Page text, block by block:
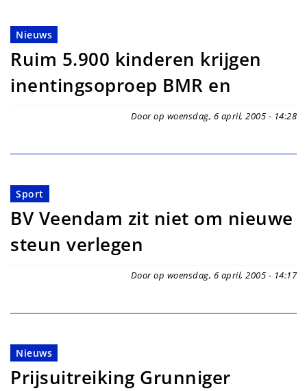
Nieuws
Ruim 5.900 kinderen krijgen
inentingsoproep BMR en
Door op woensdag, 6 april, 2005 - 14:28
Sport
BV Veendam zit niet om nieuwe
steun verlegen
Door op woensdag, 6 april, 2005 - 14:17
Nieuws
Prijsuitreiking Grunniger